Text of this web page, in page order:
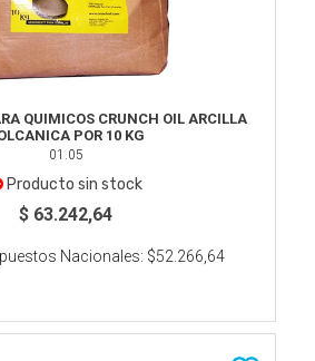
QUIMICOS CRUNCH OIL ARCILLA
POR 10 KG
01.05
Producto sin stock
$ 63.242,64
Nacionales: $52.266,64